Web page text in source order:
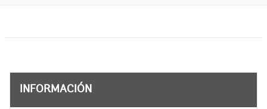
INFORMACIÓN